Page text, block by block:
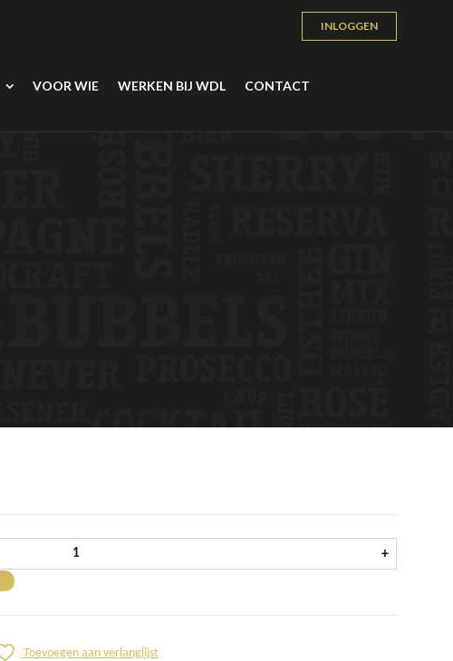
INLOGGEN
VOOR WIE WERKEN BIJ WDL CONTACT
Jupiler 0,0% krat 24x25 cl aantal +
Toevoegen aan verlanglijst